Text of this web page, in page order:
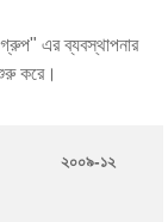
এর ব্যবস্থাপনার
করে।
২০০৯-১২